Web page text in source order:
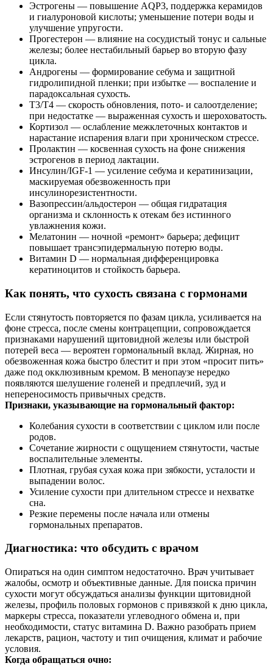
Эстрогены — повышение AQP3, поддержка керамидов
и гиалуроновой кислоты; уменьшение потери воды и
улучшение упругости.
Прогестерон — влияние на сосудистый тонус и сальные
железы; более нестабильный барьер во вторую фазу
цикла.
Андрогены — формирование себума и защитной
гидролипидной пленки; при избытке — воспаление и
парадоксальная сухость.
Т3/Т4 — скорость обновления, пото‑ и салоотделение;
при недостатке — выраженная сухость и шероховатость.
Кортизол — ослабление межклеточных контактов и
нарастание испарения влаги при хроническом стрессе.
Пролактин — косвенная сухость на фоне снижения
эстрогенов в период лактации.
Инсулин/IGF‑1 — усиление себума и кератинизации,
маскируемая обезвоженность при
инсулинорезистентности.
Вазопрессин/альдостерон — общая гидратация
организма и склонность к отекам без истинного
увлажнения кожи.
Мелатонин — ночной «ремонт» барьера; дефицит
повышает трансэпидермальную потерю воды.
Витамин D — нормальная дифференцировка
кератиноцитов и стойкость барьера.
Как понять, что сухость связана с гормонами
Если стянутость повторяется по фазам цикла, усиливается на
фоне стресса, после смены контрацепции, сопровождается
признаками нарушений щитовидной железы или быстрой
потерей веса — вероятен гормональный вклад. Жирная, но
обезвоженная кожа быстро блестит и при этом «просит пить»
даже под окклюзивным кремом. В менопаузе нередко
появляются шелушение голеней и предплечий, зуд и
непереносимость привычных средств.
Признаки, указывающие на гормональный фактор:
Колебания сухости в соответствии с циклом или после
родов.
Сочетание жирности с ощущением стянутости, частые
воспалительные элементы.
Плотная, грубая сухая кожа при зябкости, усталости и
выпадении волос.
Усиление сухости при длительном стрессе и нехватке
сна.
Резкие перемены после начала или отмены
гормональных препаратов.
Диагностика: что обсудить с врачом
Опираться на один симптом недостаточно. Врач учитывает
жалобы, осмотр и объективные данные. Для поиска причин
сухости могут обсуждаться анализы функции щитовидной
железы, профиль половых гормонов с привязкой к дню цикла,
маркеры стресса, показатели углеводного обмена и, при
необходимости, статус витамина D. Важно разобрать прием
лекарств, рацион, частоту и тип очищения, климат и рабочие
условия.
Когда обращаться очно: